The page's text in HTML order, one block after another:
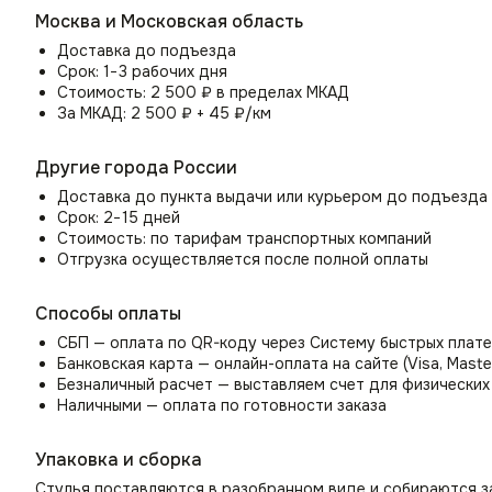
Стул Лео отличается продуманными деталями:
Аккуратные швы и трехсекционная спинка добавляют
Закругленные подлокотники и конические ножки
Богатая цветовая гамма позволяет легко
🔹 Комфорт — удобная посадка для работы и отдыха.
🔹 Качество — долговечные материалы и надежная
🔹 Стиль — современный дизайн, который украсит любое
Стул Лео — безупречное сочетание функциональности и
Москва и Московская область
Доставка до подъезда
Срок: 1−3 рабочих дня
Стоимость: 2 500 ₽ в пределах МКАД
За МКАД: 2 500 ₽ + 45 ₽/км
Другие города России
Доставка до пункта выдачи или курьером до
Срок: 2−15 дней
Стоимость: по тарифам транспортных компаний
Отгрузка осуществляется после полной оплаты
Способы оплаты
СБП — оплата по QR-коду через Систему быстрых
Банковская карта — онлайн-оплата на сайте (Visa,
Безналичный расчет — выставляем счет для
Наличными — оплата по готовности заказа
Упаковка и сборка